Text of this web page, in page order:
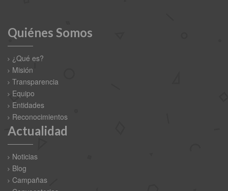
Quiénes Somos
¿Qué es?
Misión
Transparencia
Equipo
Entidades
Reconocimientos
Actualidad
Noticias
Blog
Campañas